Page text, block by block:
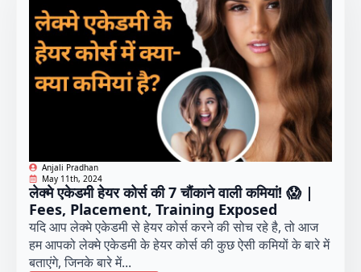
Anjali Pradhan
May 11th, 2024
लेक्मे एकेडमी हेयर कोर्स की 7 चौंकाने वाली कमियां! 😱 |
Fees, Placement, Training Exposed
यदि आप लेक्मे एकेडमी से हेयर कोर्स करने की सोच रहे है, तो आज
हम आपको लेक्मे एकेडमी के हेयर कोर्स की कुछ ऐसी कमियों के बारे में
बताएंगे, जिनके बारे में...